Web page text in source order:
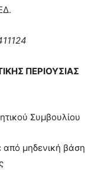
ΠΕΡΙΟΥΣΙΑΣ
Συμβουλίου
από μηδενική βάση